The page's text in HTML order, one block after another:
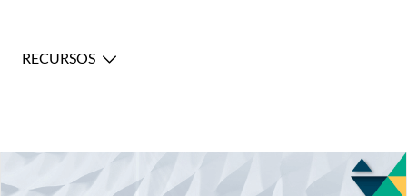
RECURSOS